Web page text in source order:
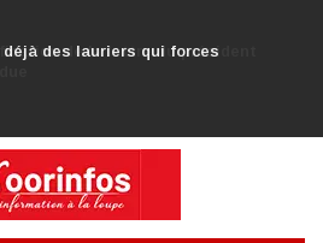
de la lettre du président